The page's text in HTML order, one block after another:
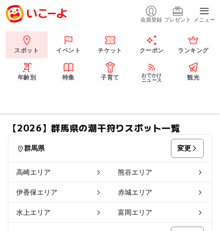
会員登録 プレゼント メニュー
スポット イベント チケット クーポン ランキング
年齢別 特集 子育て
おでかけ
ニュース
観光
【2026】群馬県の潮干狩りスポット一覧
群馬県 変更
高崎エリア 熊谷エリア
伊香保エリア 赤城エリア
水上エリア 富岡エリア